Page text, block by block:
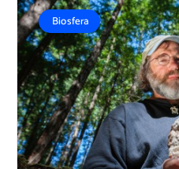
Biosfera